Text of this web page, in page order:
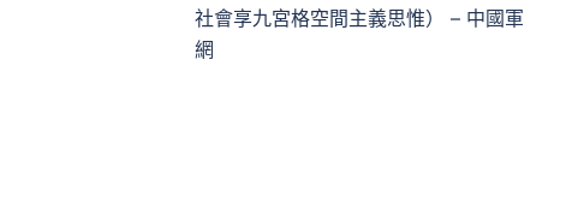
社會享九宮格空間主義思惟） – 中國軍
網